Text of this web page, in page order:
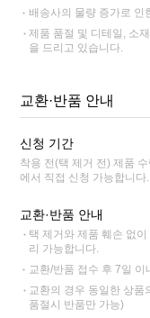
배송사의 물량 증가로 인
제품 품절 및 디테일, 소
을 드리고 있습니다.
교환·반품 안내
신청 기간
착용 전(택 제거 전) 제품
에서 직접 신청 가능합니다.
교환·반품 안내
택 제거와 제품 훼손 없
리 가능합니다.
교환/반품 접수 후 7일
교환의 경우 동일한 상품
품절시 반품만 가능)